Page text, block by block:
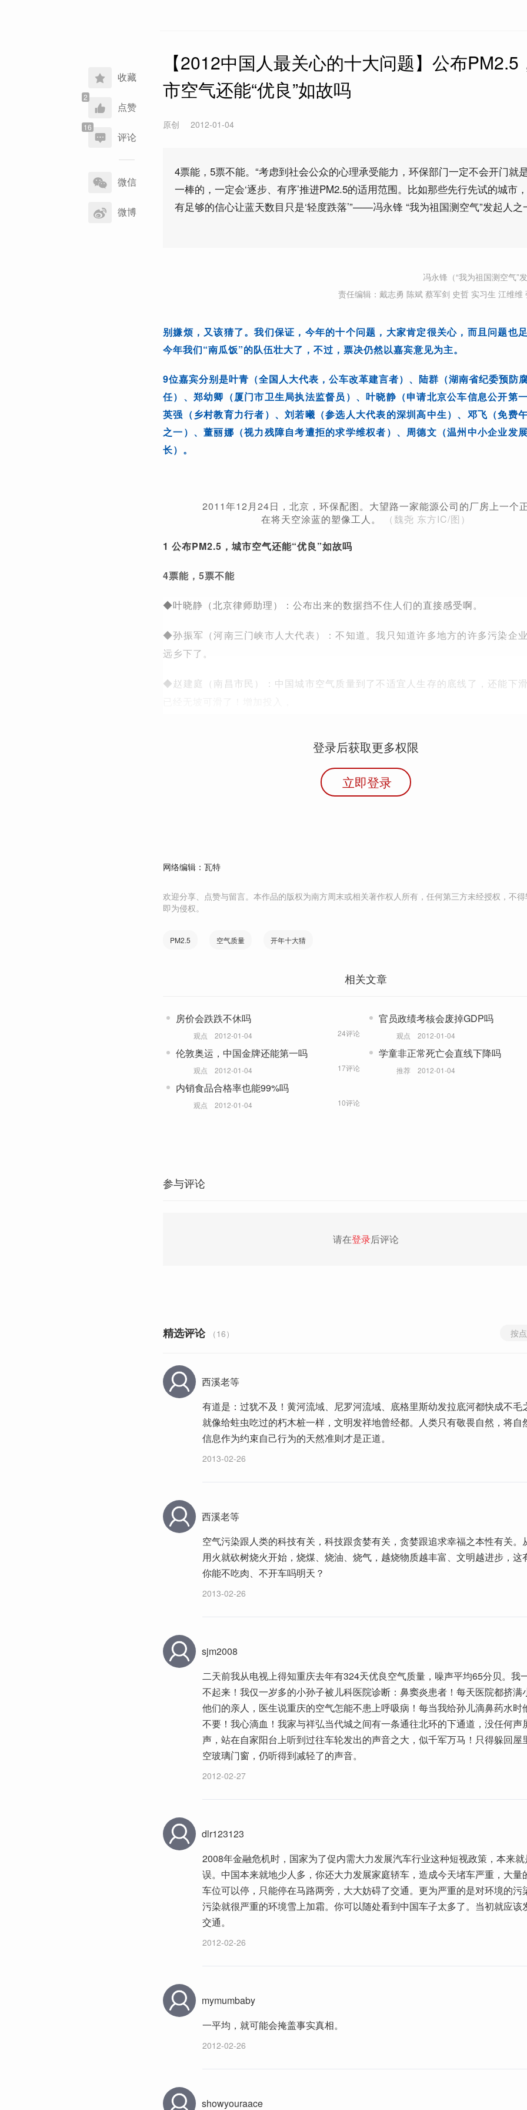
收藏
点赞
评论
享
到
微信
微博
【2012中国人最关心的十大问题】公布PM2.5
市空气还能“优良”如故吗
原创 2012-01-04
4票能，5票不能。“考虑到社会公众的心理承受能力，环保部门一定不会开门就
一棒的，一定会‘逐步、有序’推进PM2.5的适用范围。比如那些先行先试的城市
有足够的信心让蓝天数目只是‘轻度跌落’”——冯永锋 “我为祖国测空气”发起人之
冯永锋（“我为祖国测空气”
责任编辑：戴志勇 陈斌 蔡军剑 史哲 实习生 江维维
别嫌烦，又该猜了。我们保证，今年的十个问题，大家肯定很关心，而且问题也
今年我们“南瓜饭”的队伍壮大了，不过，票决仍然以嘉宾意见为主。
9位嘉宾分别是叶青（全国人大代表，公车改革建言者）、陆群（湖南省纪委预防
任）、郑幼卿（厦门市卫生局执法监督员）、叶晓静（申请北京公车信息公开第
英强（乡村教育力行者）、刘若曦（参选人大代表的深圳高中生）、邓飞（免费
之一）、董丽娜（视力残障自考遭拒的求学维权者）、周德文（温州中小企业发
长）。
2011年12月24日，北京，环保配图。大望路一家能源公司的厂房上一个
在将天空涂蓝的塑像工人。
（魏尧 东方IC/图）
1 公布PM2.5，城市空气还能“优良”如故吗
4票能，5票不能
◆叶晓静（北京律师助理）： 公布出来的数据挡不住人们的直接感受啊。
◆孙振军（河南三门峡市人大代表）：不知道。我只知道许多地方的许多污染企
远乡下了。
◆赵建庭（南昌市民）： 中国城市空气质量到了不适宜人生存的底线了，还能下
登录后获取更多权限
立即登录
网络编辑：瓦特
欢迎分享、点赞与留言。本作品的版权为南方周末或相关著作权人所有，任何第三方未经授权，不
即为侵权。
PM2.5 空气质量 开年十大猜
相关文章
房价会跌跌不休吗
观点 2012-01-04 24评论
官员政绩考核会废掉GDP吗
观点 2012-01-04
伦敦奥运，中国金牌还能第一吗
观点 2012-01-04 17评论
学童非正常死亡会直线下降吗
推荐 2012-01-04
内销食品合格率也能99%吗
观点 2012-01-04 10评论
参与评论
请在登录后评论
精选评论 （16） 按
西溪老等
有道是：过犹不及！黄河流域、尼罗河流域、底格里斯幼发拉底河都快成不毛
就像给蛀虫吃过的朽木桩一样，文明发祥地曾经都。人类只有敬畏自然，将自
信息作为约束自己行为的天然准则才是正道。
2013-02-26
西溪老等
空气污染跟人类的科技有关，科技跟贪婪有关，贪婪跟追求幸福之本性有关。
用火就砍树烧火开始，烧煤、烧油、烧气，越烧物质越丰富、文明越进步，这
你能不吃肉、不开车吗明天？
2013-02-26
sjm2008
二天前我从电视上得知重庆去年有324天优良空气质量，噪声平均65分贝。我
不起来！我仅一岁多的小孙子被儿科医院诊断：鼻窦炎患者！每天医院都挤满
他们的亲人，医生说重庆的空气怎能不患上呼吸病！每当我给孙儿滴鼻药水时
不要！我心滴血！我家与祥弘当代城之间有一条通往北环的下通道，没任何声
声，站在自家阳台上听到过往车轮发出的声音之大，似千军万马！只得躲回屋
空玻璃门窗，仍听得到减轻了的声音。
2012-02-27
dlr123123
2008年金融危机时，国家为了促内需大力发展汽车行业这种短视政策，本来
误。中国本来就地少人多，你还大力发展家庭轿车，造成今天堵车严重，大量
车位可以停，只能停在马路两旁，大大妨碍了交通。更为严重的是对环境的污
污染就很严重的环境雪上加霜。你可以随处看到中国车子太多了。当初就应该
交通。
2012-02-26
mymumbaby
一平均，就可能会掩盖事实真相。
2012-02-26
showyouraace